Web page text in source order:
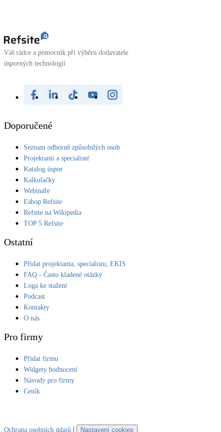
Váš rádce a pomocník při výběru dodavatele
úsporných technologií
Doporučené
Seznam odborně způsobilých osob
Projektanti a specialisté
Katalog úspor
Kalkulačky
Webináře
Eshop Refsite
Refsite na Wikipedia
TOP 5 Refsite
Ostatní
Přidat projektanta, specialistu, EKIS
FAQ - Často kladené otázky
Loga ke stažení
Podcast
Kontakty
O nás
Pro firmy
Přidat firmu
Widgety hodnocení
Návody pro firmy
Ceník
Ochrana osobních údajů | Nastavení cookies